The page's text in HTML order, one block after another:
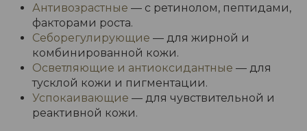
Антивозрастные — с ретинолом, пептидами,
факторами роста.
Себорегулирующие — для жирной и
комбинированной кожи.
Осветляющие и антиоксидантные — для
тусклой кожи и пигментации.
Успокаивающие — для чувствительной и
реактивной кожи.